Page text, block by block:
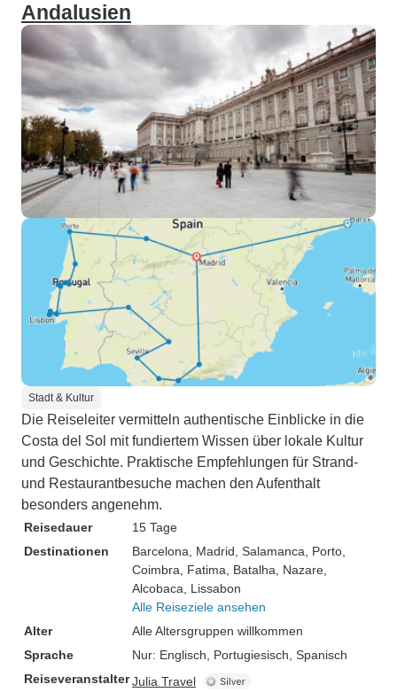
Andalusien
Stadt & Kultur
Die Reiseleiter vermitteln authentische Einblicke in die
Costa del Sol mit fundiertem Wissen über lokale Kultur
und Geschichte. Praktische Empfehlungen für Strand-
und Restaurantbesuche machen den Aufenthalt
besonders angenehm.
Reisedauer
15 Tage
Destinationen
Barcelona , Madrid , Salamanca , Porto
Coimbra , Fatima , Batalha , Nazare
Alcobaca , Lissabon
Alle Reiseziele ansehen
Alter
Alle Altersgruppen willkommen
Sprache
Nur: Englisch, Portugiesisch, Spanisch
ReiseveranstalterJulia Travel